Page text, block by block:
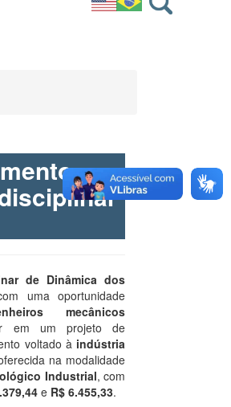
de Dinâmica dos
uma oportunidade
mecânicos
em um projeto de
voltado à indústria
na modalidade
Industrial, com
e R$ 6.455,33.